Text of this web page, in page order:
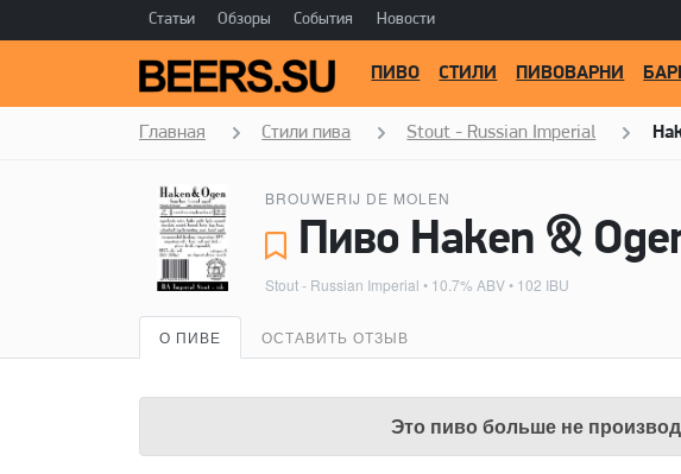
Статьи Обзоры События Новости
ПИВО СТИЛИ ПИВОВАРНИ
Главная Стили пива Stout - Russian Imperial
BROUWERIJ DE MOLEN
Stout - Russian Imperial • 10.7% ABV • 102 IBU
О ПИВЕ ОСТАВИТЬ ОТЗЫВ
Это пиво больше не